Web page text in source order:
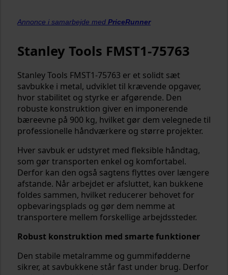
Annonce i samarbejde med PriceRunner
Stanley Tools FMST1-75763
Stanley Tools FMST1-75763 er et solidt sæt
savbukke i metal, udviklet til krævende opgaver,
hvor stabilitet og styrke er afgørende. Den
robuste konstruktion giver en imponerende
bæreevne på 900 kg, hvilket gør dem velegnede til
professionelle håndværkere og større projekter.
Hver savbuk er udstyret med fleksible håndtag,
som gør transporten enkel og komfortabel.
Derfor kan den også sagtens flyttes over længere
afstande. Når arbejdet er afsluttet, kan bukkene
foldes sammen, hvilket reducerer behovet for
opbevaringsplads og gør dem nemme at
transportere mellem forskellige arbejdssteder.
Robust konstruktion med smarte funktioner
Den stabile metalramme og gummifødderne
sikrer, at savbukkene står fast under brug. Derfor